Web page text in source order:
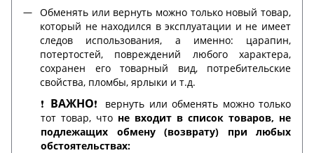
Обменять или вернуть можно только новый товар,
который не находился в эксплуатации и не имеет
следов использования, а именно: царапин,
потертостей, повреждений любого характера,
сохранен его товарный вид, потребительские
свойства, пломбы, ярлыки и т.д.
❗️ ВАЖНО❗️ вернуть или обменять можно только
тот товар, что не входит в список товаров, не
подлежащих обмену (возврату) при любых
обстоятельствах: